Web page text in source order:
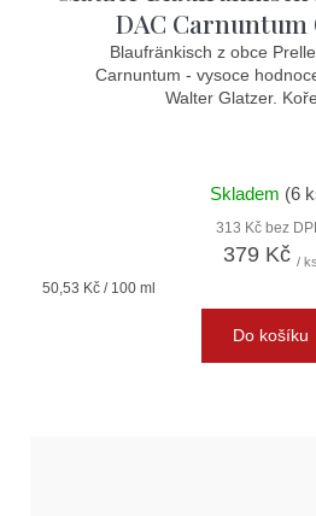
DAC Carnuntum
Blaufränkisch z obce
Carnuntum - vysoce
Walter Glatzer.
Skladem (6
313 Kč bez
379 Kč / ks
Měrná
50,53 Kč / 100 ml
Do košíku